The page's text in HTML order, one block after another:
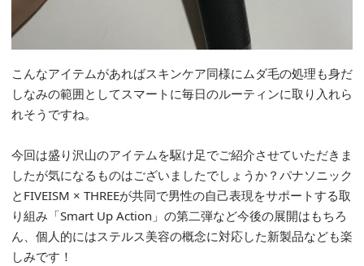
こんなアイテムがあればスキンケア同様にムダ毛の処理も身だ
しなみの範囲としてスマートに毎日のルーティンに取り入れら
れそうですね。
今回は盛り沢山のアイテムを駆け足でご紹介させていただきま
したが気になるものはございましたでしょうか？パナソニック
とFIVEISM × THREEが共同で男性の自己表現をサポートする取
り組み「Smart Up Action」の第二弾など今後の展開はもちろ
ん、個人的にはステルス美容の概念に対応した新製品なども楽
しみです！